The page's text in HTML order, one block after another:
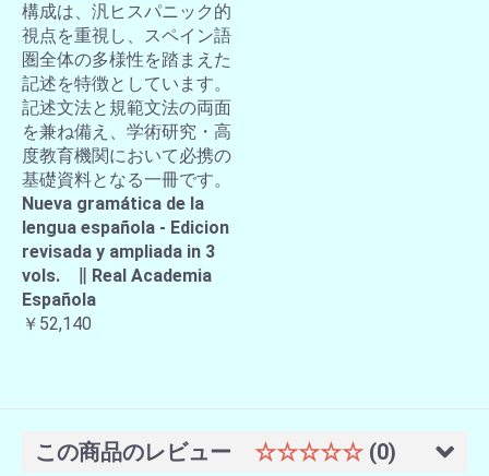
構成は、汎ヒスパニック的
視点を重視し、スペイン語
圏全体の多様性を踏まえた
記述を特徴としています。
記述文法と規範文法の両面
を兼ね備え、学術研究・高
度教育機関において必携の
基礎資料となる一冊です。
Nueva gramática de la
lengua española - Edicion
revisada y ampliada in 3
vols. ∥ Real Academia
Española
￥52,140
この商品のレビュー ☆☆☆☆☆ (0)